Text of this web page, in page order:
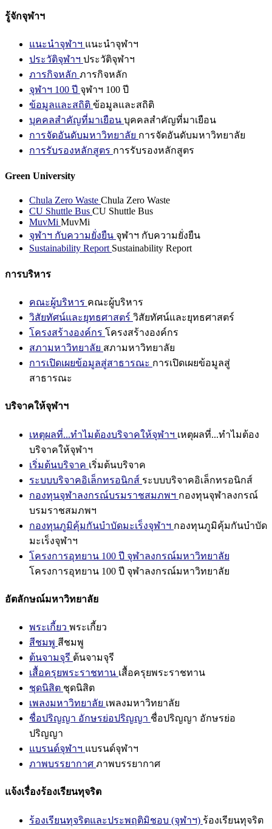
รู้จักจุฬาฯ
แนะนำจุฬาฯ แนะนำจุฬาฯ
ประวัติจุฬาฯ ประวัติจุฬาฯ
ภารกิจหลัก ภารกิจหลัก
จุฬาฯ 100 ปี จุฬาฯ 100 ปี
ข้อมูลและสถิติ ข้อมูลและสถิติ
บุคคลสำคัญที่มาเยือน บุคคลสำคัญที่มาเยือน
การจัดอันดับมหาวิทยาลัย การจัดอันดับมหาวิทยาลัย
การรับรองหลักสูตร การรับรองหลักสูตร
Green University
Chula Zero Waste Chula Zero Waste
CU Shuttle Bus CU Shuttle Bus
MuvMi MuvMi
จุฬาฯ กับความยั่งยืน จุฬาฯ กับความยั่งยืน
Sustainability Report Sustainability Report
การบริหาร
คณะผู้บริหาร คณะผู้บริหาร
วิสัยทัศน์และยุทธศาสตร์ วิสัยทัศน์และยุทธศาสตร์
โครงสร้างองค์กร โครงสร้างองค์กร
สภามหาวิทยาลัย สภามหาวิทยาลัย
การเปิดเผยข้อมูลสู่สาธารณะ การเปิดเผยข้อมูลสู่
สาธารณะ
บริจาคให้จุฬาฯ
เหตุผลที่...ทำไมต้องบริจาคให้จุฬาฯ เหตุผลที่...ทำไมต้อง
บริจาคให้จุฬาฯ
เริ่มต้นบริจาค เริ่มต้นบริจาค
ระบบบริจาคอิเล็กทรอนิกส์ ระบบบริจาคอิเล็กทรอนิกส์
กองทุนจุฬาลงกรณ์บรมราชสมภพฯ กองทุนจุฬาลงกรณ์
บรมราชสมภพฯ
กองทุนภูมิคุ้มกันบำบัดมะเร็งจุฬาฯ กองทุนภูมิคุ้มกันบำบัด
มะเร็งจุฬาฯ
โครงการอุทยาน 100 ปี จุฬาลงกรณ์มหาวิทยาลัย
โครงการอุทยาน 100 ปี จุฬาลงกรณ์มหาวิทยาลัย
อัตลักษณ์มหาวิทยาลัย
พระเกี้ยว พระเกี้ยว
สีชมพู สีชมพู
ต้นจามจุรี ต้นจามจุรี
เสื้อครุยพระราชทาน เสื้อครุยพระราชทาน
ชุดนิสิต ชุดนิสิต
เพลงมหาวิทยาลัย เพลงมหาวิทยาลัย
ชื่อปริญญา อักษรย่อปริญญา ชื่อปริญญา อักษรย่อ
ปริญญา
แบรนด์จุฬาฯ แบรนด์จุฬาฯ
ภาพบรรยากาศ ภาพบรรยากาศ
แจ้งเรื่องร้องเรียนทุจริต
ร้องเรียนทุจริตและประพฤติมิชอบ (จุฬาฯ) ร้องเรียนทุจริต